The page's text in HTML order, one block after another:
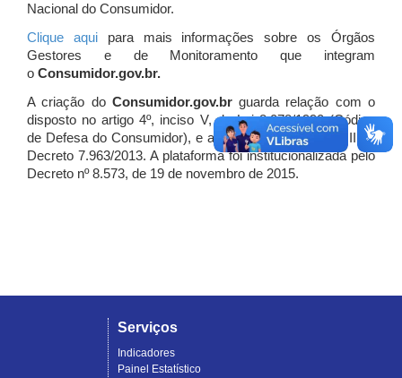
Nacional do Consumidor.
Clique aquipara mais informações sobre os Órgãos
Gestores e de Monitoramento que integram
o Consumidor.gov.br.
A criação do Consumidor.gov.brguarda relação com o
disposto no artigo 4º, inciso V, da Lei 8.078/1990 (Código
de Defesa do Consumidor), e artigo 7º, incisos I, II e III do
Decreto 7.963/2013. A plataforma foi institucionalizada pelo
Decreto nº 8.573, de 19 de novembro de 2015.
Serviços
Indicadores
Painel Estatístico